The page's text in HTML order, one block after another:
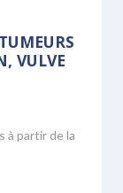
VULVE
à partir de la